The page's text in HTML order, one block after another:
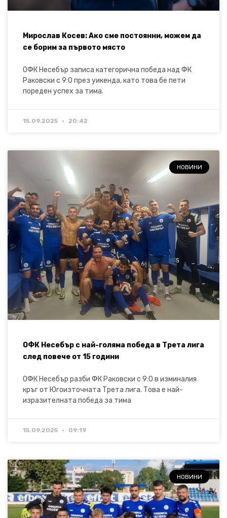
Мирослав Косев: Ако сме постоянни, можем да
се борим за първото място
ОФК Несебър записа категорична победа над ФК
Раковски с 9:0 през уикенда, като това бе пети
пореден успех за тима.
15.09.2025 20:42
НОВИНИ
ОФК Несебър с най-голяма победа в Трета лига
след повече от 15 години
ОФК Несебър разби ФК Раковски с 9:0 в изминалия
кръг от Югоизточната Трета лига. Това е най-
изразителната победа за тима
15.09.2025 09:19
НОВИНИ